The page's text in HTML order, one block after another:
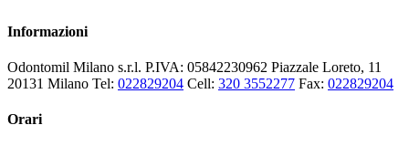
Informazioni
Odontomil Milano s.r.l. P.IVA: 05842230962 Piazzale Loreto, 11
20131 Milano Tel: 022829204 Cell: 320 3552277 Fax: 022829204
Orari